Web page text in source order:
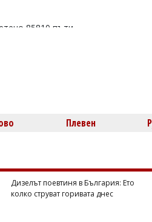
85810 пъти
Плевен
Дизелът поевтиня в България: Ето
колко струват горивата днес